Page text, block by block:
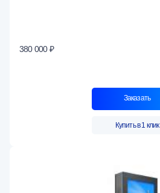
380 000 ₽
Заказать
Купить в 1 клик